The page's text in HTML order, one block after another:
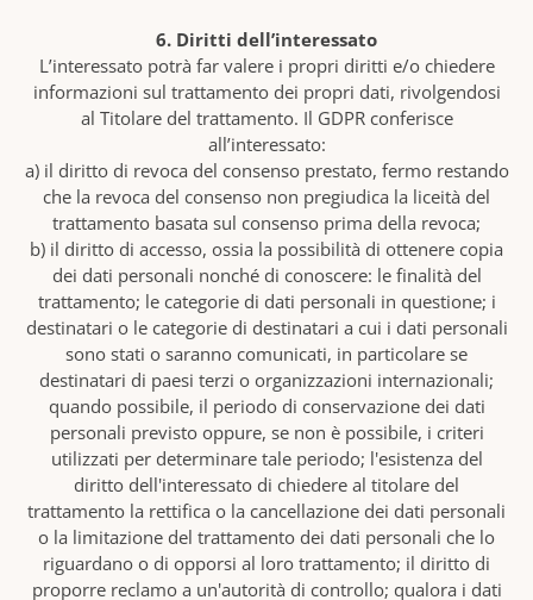
6. Diritti dell’interessato
L’interessato potrà far valere i propri diritti e/o chiedere
informazioni sul trattamento dei propri dati, rivolgendosi
al Titolare del trattamento. Il GDPR conferisce
all’interessato:
a) il diritto di revoca del consenso prestato, fermo restando
che la revoca del consenso non pregiudica la liceità del
trattamento basata sul consenso prima della revoca;
b) il diritto di accesso, ossia la possibilità di ottenere copia
dei dati personali nonché di conoscere: le finalità del
trattamento; le categorie di dati personali in questione; i
destinatari o le categorie di destinatari a cui i dati personali
sono stati o saranno comunicati, in particolare se
destinatari di paesi terzi o organizzazioni internazionali;
quando possibile, il periodo di conservazione dei dati
personali previsto oppure, se non è possibile, i criteri
utilizzati per determinare tale periodo; l'esistenza del
diritto dell'interessato di chiedere al titolare del
trattamento la rettifica o la cancellazione dei dati personali
o la limitazione del trattamento dei dati personali che lo
riguardano o di opporsi al loro trattamento; il diritto di
proporre reclamo a un'autorità di controllo; qualora i dati